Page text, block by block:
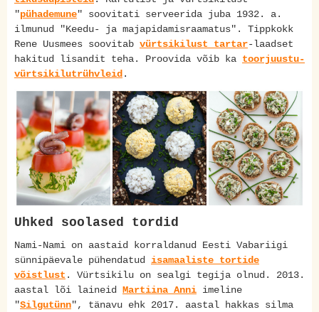
"pühademune" soovitati serveerida juba 1932. a.
ilmunud "Keedu- ja majapidamisraamatus". Tippkokk
Rene Uusmees soovitab vürtsikilust tartar-laadset
hakitud lisandit teha. Proovida võib ka toorjuustu-
vürtsikilutrühvleid.
Uhked soolased tordid
Nami-Nami on aastaid korraldanud Eesti Vabariigi
sünnipäevale pühendatud isamaaliste tortide
võistlust . Vürtsikilu on sealgi tegija olnud. 2013.
aastal lõi laineid Martiina Anni imeline
"Silgutünn", tänavu ehk 2017. aastal hakkas silma